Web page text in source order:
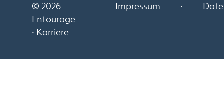
© 2026
Entourage
· Karriere
Impressum ·